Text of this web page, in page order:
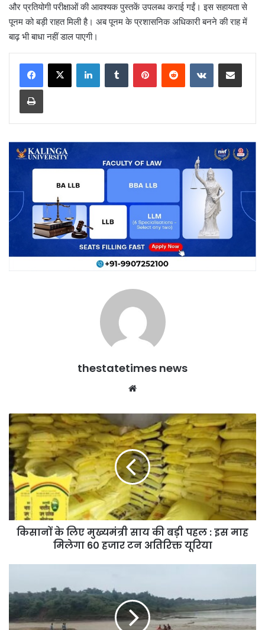
और प्रतियोगी परीक्षाओं की आवश्यक पुस्तकें उपलब्ध कराई गईं। इस सहायता से
पूनम को बड़ी राहत मिली है। अब पूनम के प्रशासनिक अधिकारी बनने की राह में
बाढ़ भी बाधा नहीं डाल पाएगी।
LinkedInTumblr PinterestReddit VKontakteShare via Email
Print
thestatetimes news
किसानों
के
लिए
मुख्यमंत्री
साय
की
बड़ी
:
इस
टन
अतिरिक्त
यूरिया
किसानों के लिए मुख्यमंत्री साय की बड़ी पहल : इस माह
मिलेगा 60 हजार टन अतिरिक्त यूरिया
मिला
युवक
का